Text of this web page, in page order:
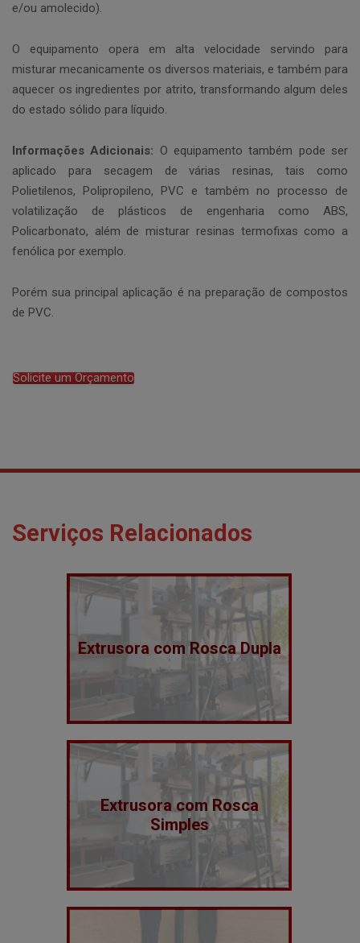
e/ou amolecido).
O equipamento opera em alta velocidade servindo para
misturar mecanicamente os diversos materiais, e também para
aquecer os ingredientes por atrito, transformando algum deles
do estado sólido para líquido.
Informações Adicionais: O equipamento também pode ser
aplicado para secagem de várias resinas, tais como
Polietilenos, Polipropileno, PVC e também no processo de
volatilização de plásticos de engenharia como ABS,
Policarbonato, além de misturar resinas termofixas como a
fenólica por exemplo.
Porém sua principal aplicação é na preparação de compostos
de PVC.
Solicite um Orçamento
Serviços Relacionados
Extrusora com Rosca Dupla
Extrusora com Rosca
Simples